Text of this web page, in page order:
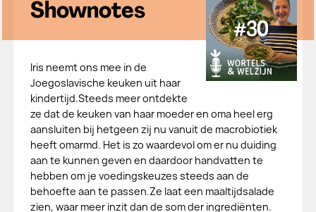
Shownotes
Iris neemt ons mee in de
Joegoslavische keuken uit haar
kindertijd.Steeds meer ontdekte
ze dat de keuken van haar moeder en oma heel erg
aansluiten bij hetgeen zij nu vanuit de macrobiotiek
heeft omarmd. Het is zo waardevol om er nu duiding
aan te kunnen geven en daardoor handvatten te
hebben om je voedingskeuzes steeds aan de
behoefte aan te passen.Ze laat een maaltijdsalade
zien, waar meer inzit dan de som der ingrediënten.